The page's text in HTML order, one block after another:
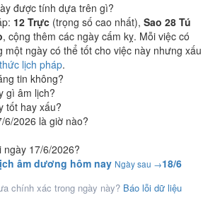
được tính dựa trên gì?
12 Trực (trọng số cao nhất), Sao 28 Tú
, cộng thêm các ngày cấm kỵ. Mỗi việc có
một ngày có thể tốt cho việc này nhưng xấu
lịch pháp.
tin không?
gì âm lịch?
tốt hay xấu?
6/2026 là giờ nào?
ngày 17/6/2026?
âm dương hôm nay Ngày sau →18/6
chính xác trong ngày này? Báo lỗi dữ liệu